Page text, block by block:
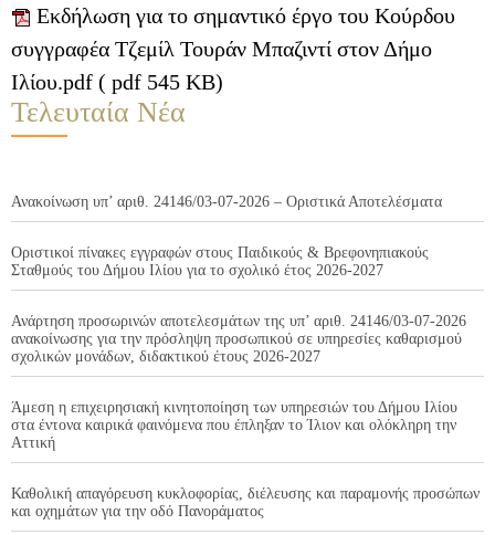
Εκδήλωση για το σημαντικό έργο του Κούρδου
συγγραφέα Τζεμίλ Τουράν Μπαζιντί στον Δήμο
Ιλίου.pdf ( pdf 545 KB)
Τελευταία Νέα
Ανακοίνωση υπ’ αριθ. 24146/03-07-2026 – Οριστικά Αποτελέσματα
Οριστικοί πίνακες εγγραφών στους Παιδικούς & Βρεφονηπιακούς
Σταθμούς του Δήμου Ιλίου για το σχολικό έτος 2026-2027
Ανάρτηση προσωρινών αποτελεσμάτων της υπ’ αριθ. 24146/03-07-2026
ανακοίνωσης για την πρόσληψη προσωπικού σε υπηρεσίες καθαρισμού
σχολικών μονάδων, διδακτικού έτους 2026-2027
Άμεση η επιχειρησιακή κινητοποίηση των υπηρεσιών του Δήμου Ιλίου
στα έντονα καιρικά φαινόμενα που έπληξαν το Ίλιον και ολόκληρη την
Αττική
Καθολική απαγόρευση κυκλοφορίας, διέλευσης και παραμονής προσώπων
και οχημάτων για την οδό Πανοράματος